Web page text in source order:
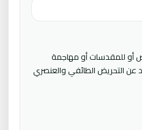
أو للمقدسات أو مهاجمة
عن التحريض الطائفي والعنصري